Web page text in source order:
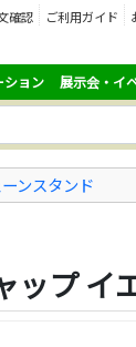
確認 ご利用ガイド
ション 展示会・イ
ンスタンド
ップ イ